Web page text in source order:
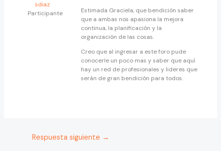
sdiaz
Participante
Estimada Graciela, que bendición saber
que a ambas nos apasiona la mejora
continua, la planificación y la
organización de las cosas.
Creo que al ingresar a este foro pude
conocerle un poco mas y saber que aquí
hay un red de profesionales y lideres que
serán de gran bendición para todos.
Respuesta siguiente →